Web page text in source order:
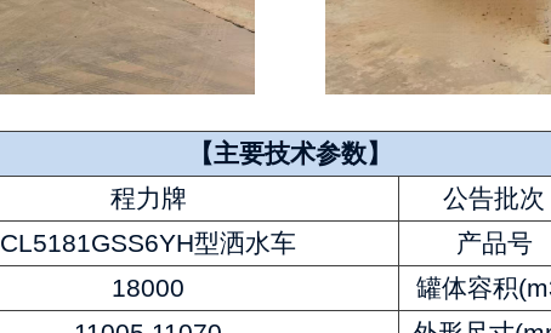
【主要技术参数】
程力牌
公告批次
CL5181GSS6YH型洒水车 产品号
18000 罐体容积